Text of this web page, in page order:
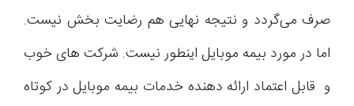
صرف می‌گردد و نتیجه نهایی هم رضایت بخش نیست.
اما در مورد بیمه موبایل اینطور نیست. شرکت های خوب
و قابل اعتماد ارائه دهنده خدمات بیمه موبایل در کوتاه